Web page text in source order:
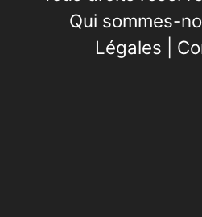
Qui sommes-
Légales